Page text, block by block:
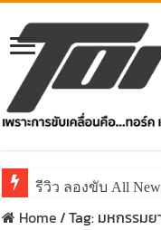
รีวิว ลองขับ All
Home/Tag: มหกรรมย